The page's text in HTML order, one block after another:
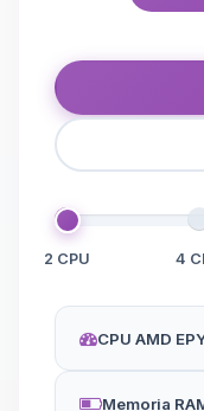
2 CPU 4
CPU AMD
Memoria